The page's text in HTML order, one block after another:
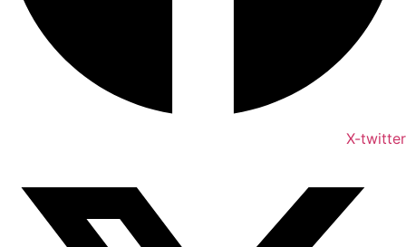
X-twitter